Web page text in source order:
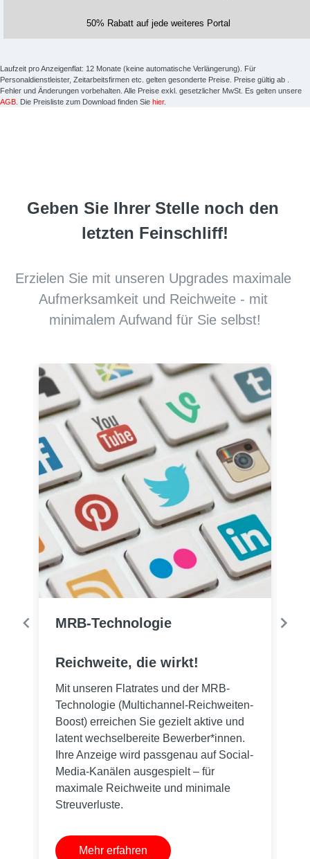
50% Rabatt auf jede weiteres Portal
Laufzeit pro Anzeigenflat: 12 Monate (keine automatische Verlängerung). Für
Personaldienstleister, Zeitarbeitsfirmen etc. gelten gesonderte Preise. Preise gültig ab
Fehler und Änderungen vorbehalten. Alle Preise exkl. gesetzlicher MwSt. Es gelten unsere
AGB . Die Preisliste zum Download finden Sie hier.
Geben Sie Ihrer Stelle noch den
letzten Feinschliff!
Erzielen Sie mit unseren Upgrades maximale
Aufmerksamkeit und Reichweite - mit
minimalem Aufwand für Sie selbst!
MRB-Technologie
Reichweite, die wirkt!
Mit unseren Flatrates und der MRB-
Technologie (Multichannel-Reichweiten-
Boost) erreichen Sie gezielt aktive und
latent wechselbereite Bewerber*innen.
Ihre Anzeige wird passgenau auf Social-
Media-Kanälen ausgespielt – für
maximale Reichweite und minimale
Streuverluste.
Mehr erfahren